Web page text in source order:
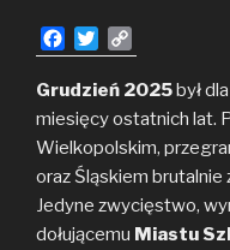
a
c
e
o
o
k
w
i
t
e
r
o
p
y
i
n
k
Grudzień 2025był dla
miesięcy ostatnich lat.
Wielkopolskim,
oraz Śląskiem brutalnie
Jedyne zwycięstwo,
dołującemu Miastu